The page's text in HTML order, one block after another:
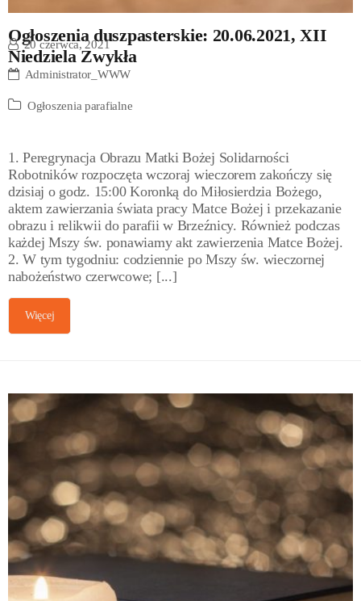
Ogłoszenia duszpasterskie: 20.06.2021, XII
Niedziela Zwykła
20 czerwca, 2021
Administrator_WWW
Ogłoszenia parafialne
1. Peregrynacja Obrazu Matki Bożej Solidarności
Robotników rozpoczęta wczoraj wieczorem zakończy się
dzisiaj o godz. 15:00 Koronką do Miłosierdzia Bożego,
aktem zawierzania świata pracy Matce Bożej i przekazanie
obrazu i relikwii do parafii w Brzeźnicy. Również podczas
każdej Mszy św. ponawiamy akt zawierzenia Matce Bożej.
2. W tym tygodniu: codziennie po Mszy św. wieczornej
nabożeństwo czerwcowe; [...]
Więcej